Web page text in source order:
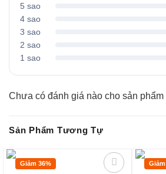
5 sao
4 sao
3 sao
2 sao
1 sao
Chưa có đánh giá nào cho sản phẩm
Sản Phẩm Tương Tự
Giảm 36%